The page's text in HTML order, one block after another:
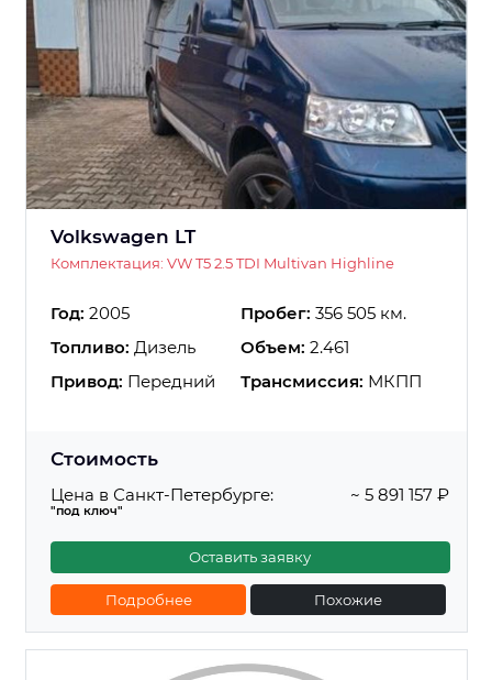
Volkswagen LT
Комплектация: VW T5 2.5 TDI Multivan Highline
Год: 2005 Пробег: 356 505 км.
Топливо: Дизель Объем: 2.461
Привод: Передний Трансмиссия: МКПП
Стоимость
Цена в Санкт-Петербурге:
"под ключ"
~ 5 891 157 ₽
Оставить заявку
Подробнее Похожие